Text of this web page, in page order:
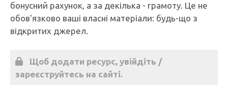
бонусний рахунок, а за декілька - грамоту. Це не
обов'язково ваші власні матеріали: будь-що з
відкритих джерел.
Щоб додати ресурс, увійдіть /
зареєструйтесь на сайті.